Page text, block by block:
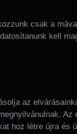
csak a
kell
az
hoz létre újra és